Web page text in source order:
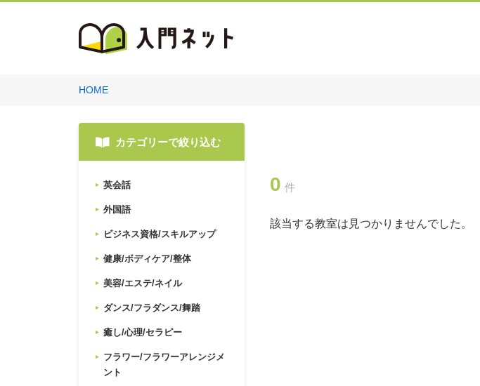
HOME
カテゴリーで絞り込む
英会話
外国語
ビジネス資格/スキルアップ
健康/ボディケア/整体
美容/エステ/ネイル
ダンス/フラダンス/舞踏
癒し/心理/セラピー
フラワー/フラワーアレンジメ
ント
0 件
該当する教室は見つかりませんでした。